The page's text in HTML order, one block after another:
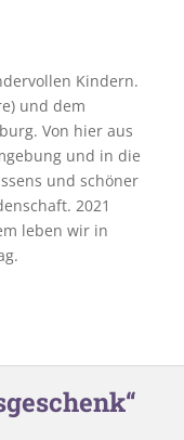
Kindern.
und dem
Von hier aus
und in die
und schöner
2021
leben wir in